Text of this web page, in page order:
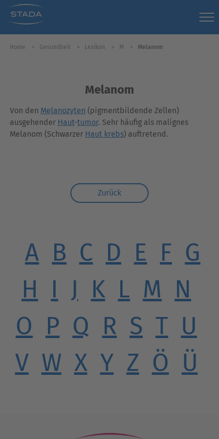
Home Gesundheit Lexikon M Melanom
Melanom
Von den Melanozyten (pigmentbildende Zellen)
ausgehender Haut-tumor. Sehr häufig als malignes
Melanom (Schwarzer Haut krebs) auftretend.
Zurück
A B C D E F G
H I J K L M N
O P Q R S T U
V W X Y Z Ö Ü